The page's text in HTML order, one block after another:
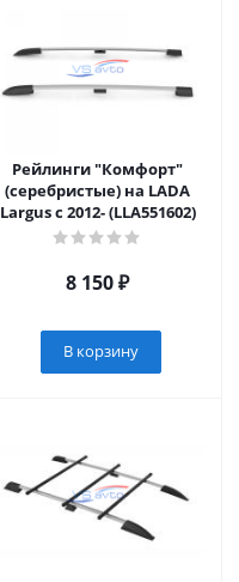
Рейлинги "Комфорт"
(серебристые) на LADA
Largus с 2012- (LLA551602)
8 150₽
В корзину